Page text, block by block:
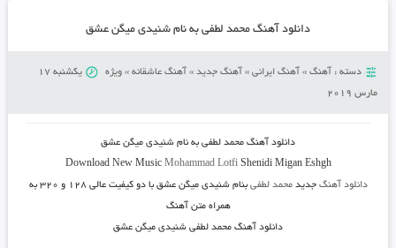
دانلود آهنگ محمد لطفی به نام شنیدی میگن عشق
دسته : آهنگ» آهنگ ایرانی» آهنگ جدید» آهنگ عاشقانه» ویژه
یکشنبه 17
مارس 2019
دانلود آهنگ محمد لطفی به نام شنیدی میگن عشق
Download New Music Mohammad Lotfi Shenidi Migan Eshgh
دانلود آهنگ جدیدمحمد لطفی بنام شنیدی میگن عشق
با دو کیفیت عالی ۱۲۸ و ۳۲۰ به
همراه متن آهنگ
دانلود آهنگ محمد لطفی شنیدی میگن عشق